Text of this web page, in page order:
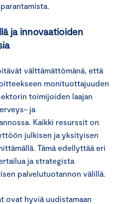
ja innovaatioiden
välttämättömänä, että
monituottajuuden
toimijoiden laajan
ja
Kaikki resurssit on
julkisen ja yksityisen
Tämä edellyttää eri
ja strategista
palvelutuotannon välillä.
ovat hyviä uudistamaan